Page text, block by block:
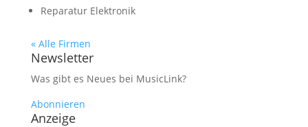
Reparatur Elektronik
« Alle Firmen
Newsletter
Was gibt es Neues bei MusicLink?
Abonnieren
Anzeige